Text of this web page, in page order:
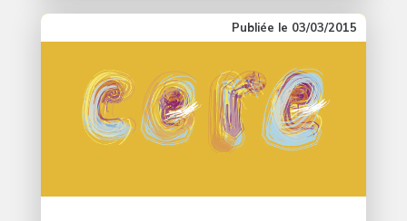
03/03/2015